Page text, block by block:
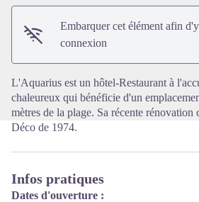
Voir
Embarquer cet élément afin
connexion
L'Aquarius est un hôtel-Restaurant à
chaleureux qui bénéficie d'un
mètres de la plage. Sa récente rénovation
Déco de 1974.
Infos pratiques
Dates d'ouverture :